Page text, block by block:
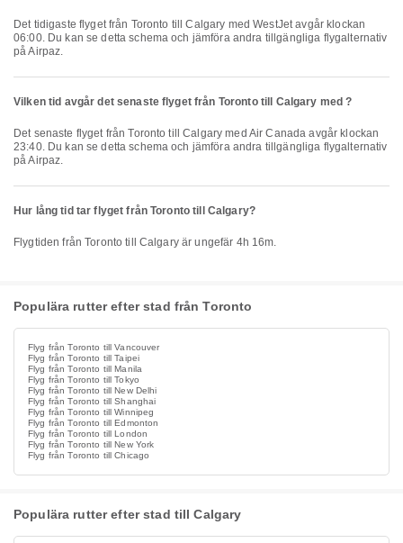
Det tidigaste flyget från Toronto till Calgary med WestJet avgår klockan
06:00. Du kan se detta schema och jämföra andra tillgängliga flygalternativ
på Airpaz.
Vilken tid avgår det senaste flyget från Toronto till Calgary med ?
Det senaste flyget från Toronto till Calgary med Air Canada avgår klockan
23:40. Du kan se detta schema och jämföra andra tillgängliga flygalternativ
på Airpaz.
Hur lång tid tar flyget från Toronto till Calgary?
Flygtiden från Toronto till Calgary är ungefär 4h 16m.
Populära rutter efter stad från Toronto
Flyg från Toronto till Vancouver
Flyg från Toronto till Taipei
Flyg från Toronto till Manila
Flyg från Toronto till Tokyo
Flyg från Toronto till New Delhi
Flyg från Toronto till Shanghai
Flyg från Toronto till Winnipeg
Flyg från Toronto till Edmonton
Flyg från Toronto till London
Flyg från Toronto till New York
Flyg från Toronto till Chicago
Populära rutter efter stad till Calgary